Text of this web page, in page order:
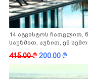
14 აგვისტოს ჩათვლით,
საუზმით, აუზით, ენ
415.00k200.00k